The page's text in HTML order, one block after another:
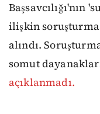
Başsavcılığı'nın
ilişkin
alındı.
somut
açıklanmadı.